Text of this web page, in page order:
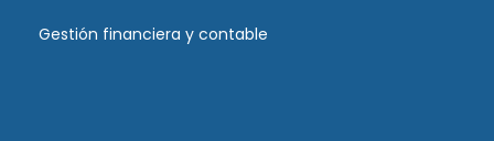
Gestión financiera y contable